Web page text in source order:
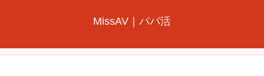
MissAV｜パパ活